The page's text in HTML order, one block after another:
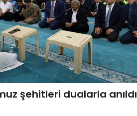
şehitleri dualarla anıldı